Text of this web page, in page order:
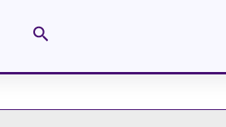
البحث